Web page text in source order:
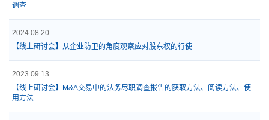
调查
2024.08.20
【线上研讨会】从企业防卫的角度观察应对股东权的行使
2023.09.13
【线上研讨会】M&A交易中的法务尽职调查报告的获取方法、阅读方法、使
用方法